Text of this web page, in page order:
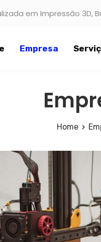
em Impressão 3D,
Empresa
Home